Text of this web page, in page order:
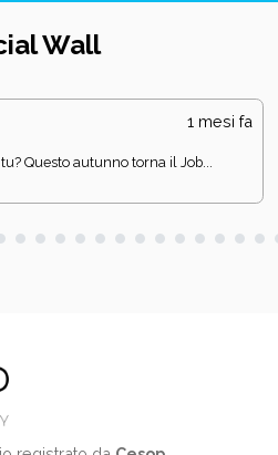
Wall
1 mesi fa
Questo autunno torna il Job...